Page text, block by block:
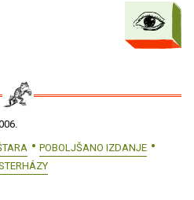
POBOLJŠANO IZDANJE